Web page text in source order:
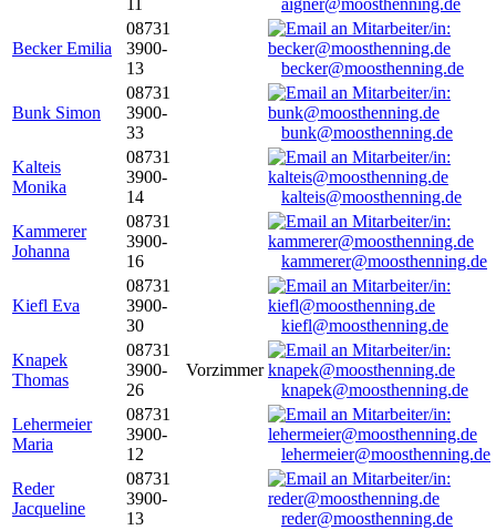
aigner@moosthenning.de
Becker Emilia
08731
3900-
13
becker@moosthenning.de
Bunk Simon
08731
3900-
33
bunk@moosthenning.de
Kalteis
Monika
08731
3900-
14
kalteis@moosthenning.de
Kammerer
Johanna
08731
3900-
16
kammerer@moosthenning.de
Kiefl Eva
08731
3900-
30
kiefl@moosthenning.de
Knapek
Thomas
08731
3900-
26
Vorzimmer
knapek@moosthenning.de
Lehermeier
Maria
08731
3900-
12
lehermeier@moosthenning.de
Reder
Jacqueline
08731
3900-
13
reder@moosthenning.de